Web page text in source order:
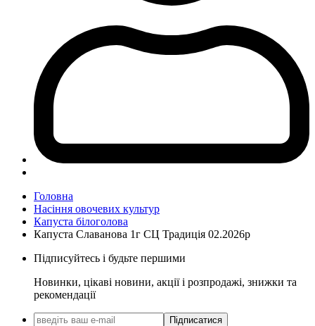
Головна
Насіння овочевих культур
Капуста білоголова
Капуста Славанова 1г СЦ Традиція 02.2026р
Підписуйтесь і будьте першими
Новинки, цікаві новини, акції і розпродажі, знижки та
рекомендації
Підписатися